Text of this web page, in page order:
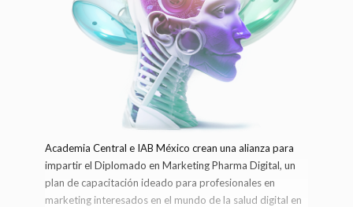
Academia Central e IAB México crean una alianza para
impartir el Diplomado en Marketing Pharma Digital, un
plan de capacitación ideado para profesionales en
marketing interesados en el mundo de la salud digital en